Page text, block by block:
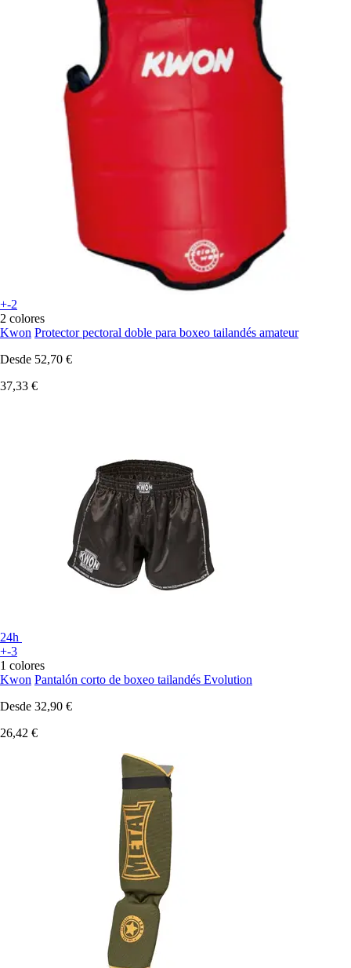
+-2
2 colores
Kwon Protector pectoral doble para boxeo tailandés amateur
Desde 52,70 €
37,33 €
24h
+-3
1 colores
Kwon Pantalón corto de boxeo tailandés Evolution
Desde 32,90 €
26,42 €